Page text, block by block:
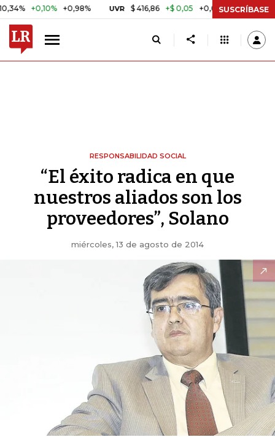
+0,10% +0,98% UVR $ 416,86 +$ 0,05 +0,01% BITCOIN US$
SUSCRÍBASE
RESPONSABILIDAD SOCIAL
“El éxito radica en que
nuestros aliados son los
proveedores”, Solano
miércoles, 13 de agosto de 2014